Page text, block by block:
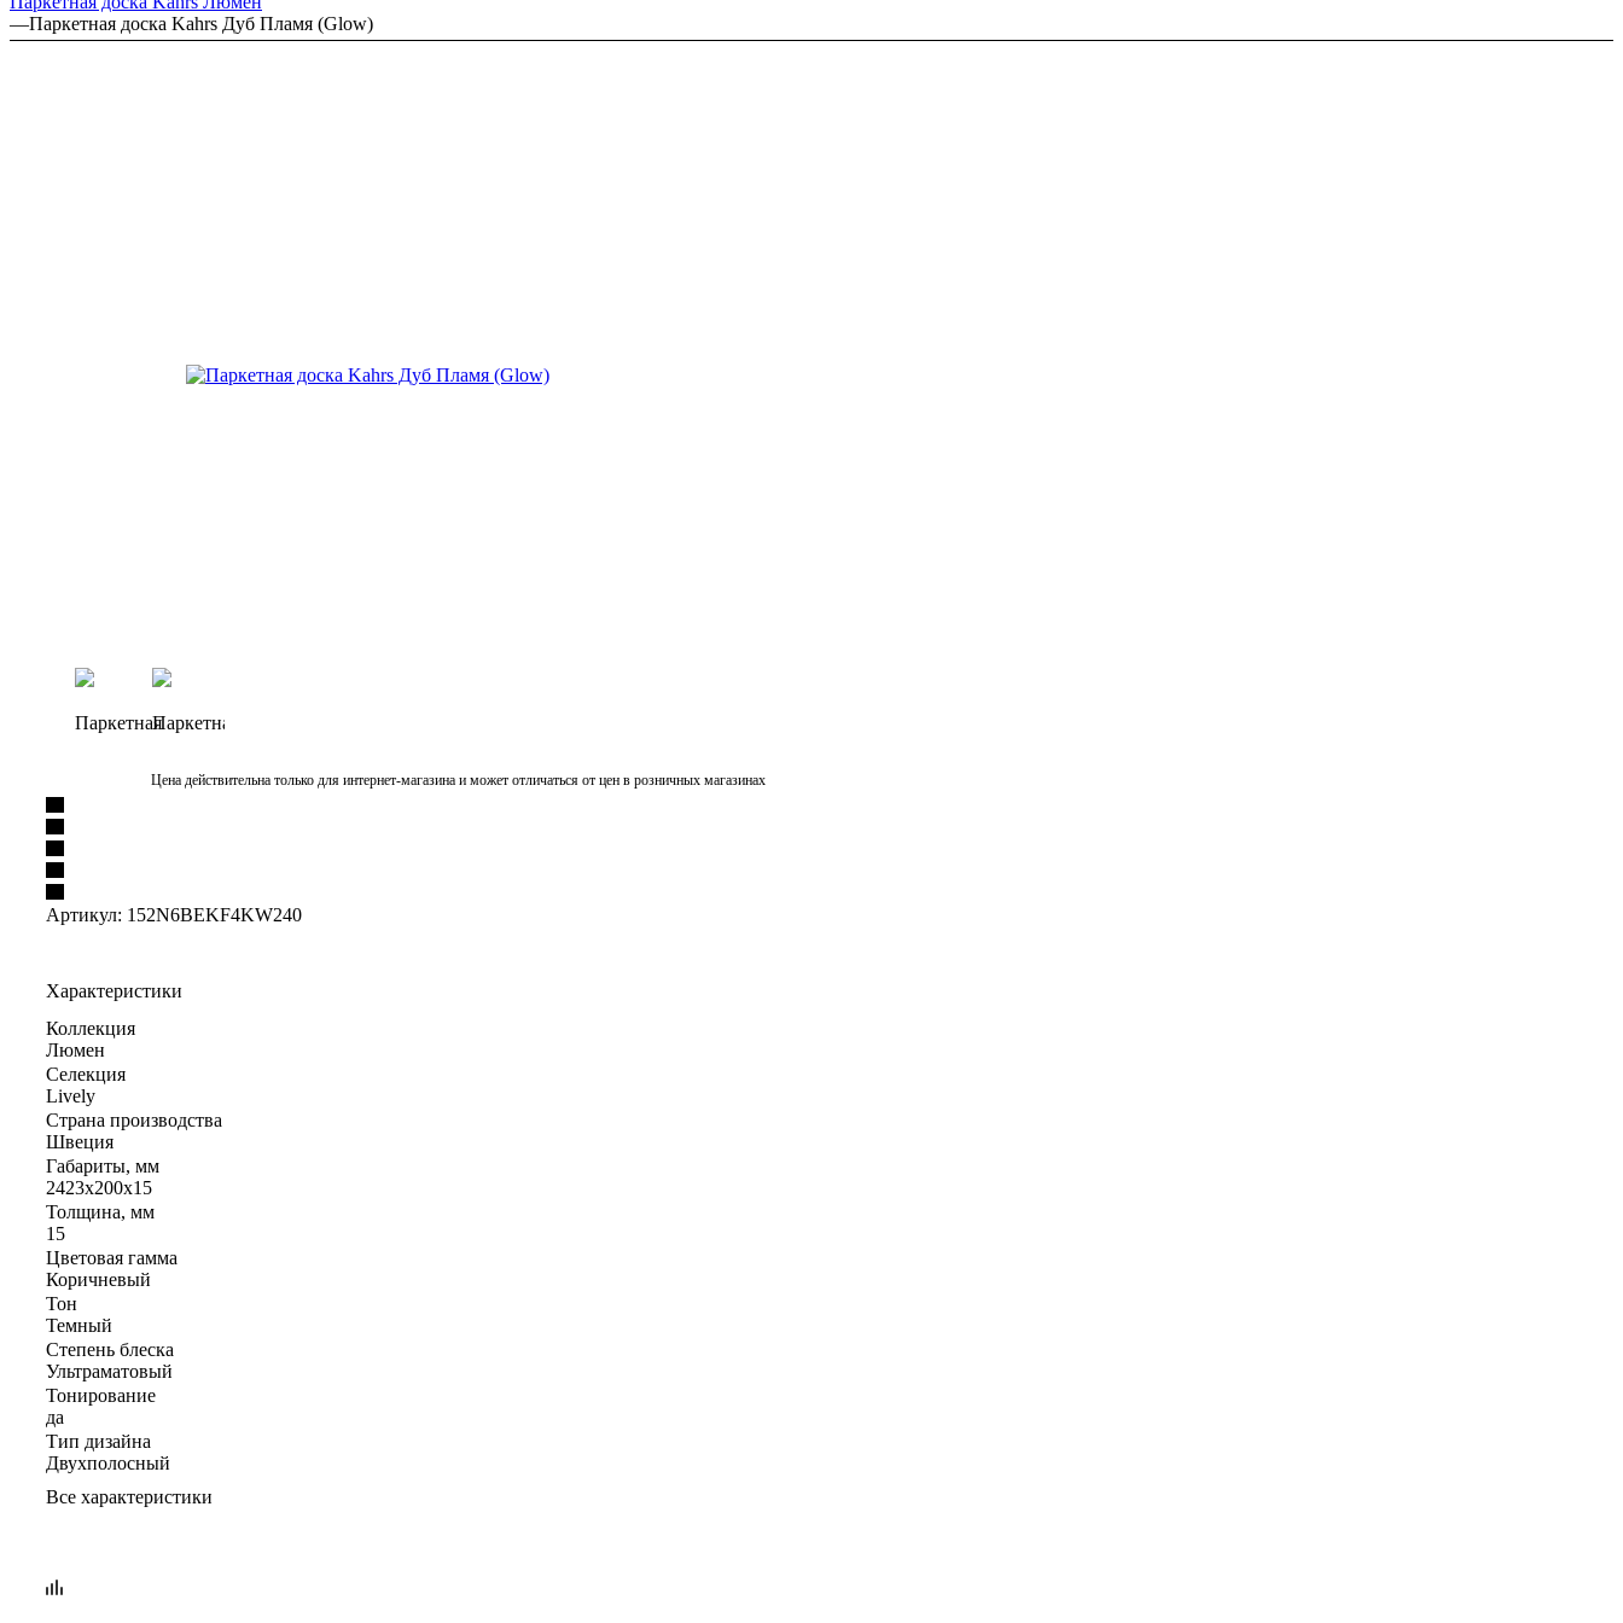
—Паркетная доска Kahrs Дуб Пламя (Glow)
Цена действительна только для интернет-магазина и может отличаться от цен в розничных магазинах
Артикул: 152N6BEKF4KW240
Характеристики
Коллекция
Люмен
Селекция
Lively
Страна производства
Швеция
Габариты, мм
2423x200x15
Толщина, мм
15
Цветовая гамма
Коричневый
Тон
Темный
Степень блеска
Ультраматовый
Тонирование
да
Тип дизайна
Двухполосный
Все характеристики